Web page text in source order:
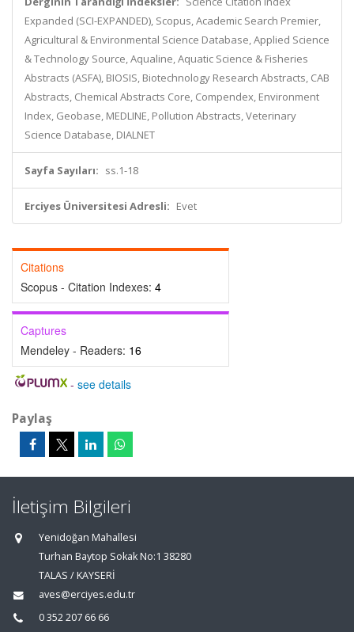
Expanded (SCI-EXPANDED), Scopus, Academic Search Premier,
Agricultural & Environmental Science Database, Applied Science
& Technology Source, Aqualine, Aquatic Science & Fisheries
Abstracts (ASFA), BIOSIS, Biotechnology Research Abstracts, CAB
Abstracts, Chemical Abstracts Core, Compendex, Environment
Index, Geobase, MEDLINE, Pollution Abstracts, Veterinary
Science Database, DIALNET
Sayfa Sayıları: ss.1-18
Erciyes Üniversitesi Adresli: Evet
Citations
Scopus - Citation Indexes: 4
Captures
Mendeley - Readers: 16
- see details
Paylaş
İletişim Bilgileri
Yenidoğan Mahallesi
Turhan Baytop Sokak No:1 38280
TALAS / KAYSERİ
aves@erciyes.edu.tr
0 352 207 66 66